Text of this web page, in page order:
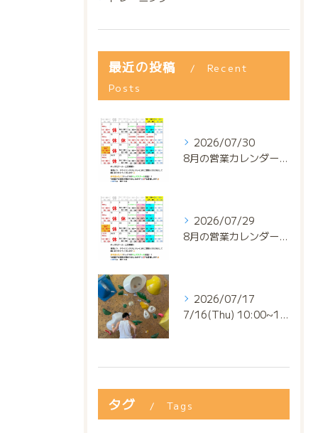
最近の投稿
Recent
Posts
2026/07/30
8月の営業カレンダー📅でっっっす‼️
2026/07/29
8月の営業カレンダー📅でっっっす‼️
2026/07/17
7/16(Thu) 10:00~13:00
タグ Tags